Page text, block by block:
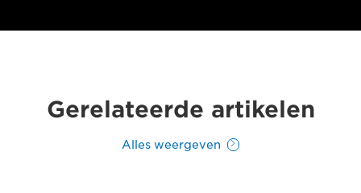
Gerelateerde artikelen
Alles weergeven